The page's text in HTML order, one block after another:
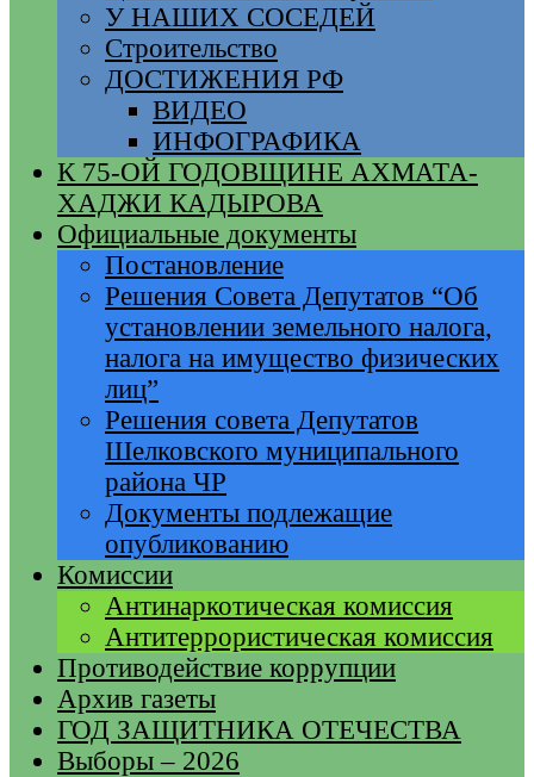
У НАШИХ СОСЕДЕЙ
Строительство
ДОСТИЖЕНИЯ РФ
ВИДЕО
ИНФОГРАФИКА
К 75-ОЙ ГОДОВЩИНЕ АХМАТА-
ХАДЖИ КАДЫРОВА
Официальные документы
Постановление
Решения Совета Депутатов “Об
установлении земельного налога,
налога на имущество физических
лиц”
Решения совета Депутатов
Шелковского муниципального
района ЧР
Документы подлежащие
опубликованию
Комиссии
Антинаркотическая комиссия
Антитеррористическая комиссия
Противодействие коррупции
Архив газеты
ГОД ЗАЩИТНИКА ОТЕЧЕСТВА
Выборы – 2026